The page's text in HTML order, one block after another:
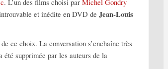
. L’un des films choisi par Michel Gondry
et inédite en DVD de Jean-Louis
ce choix. La conversation s’enchaîne très
été supprimée par les auteurs de la